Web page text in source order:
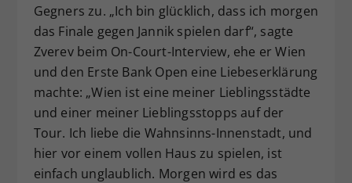
Gegners zu. „Ich bin glücklich, dass ich morgen
das Finale gegen Jannik spielen darf“, sagte
Zverev beim On-Court-Interview, ehe er Wien
und den Erste Bank Open eine Liebeserklärung
machte: „Wien ist eine meiner Lieblingsstädte
und einer meiner Lieblingsstopps auf der
Tour. Ich liebe die Wahnsinns-Innenstadt, und
hier vor einem vollen Haus zu spielen, ist
einfach unglaublich. Morgen wird es das